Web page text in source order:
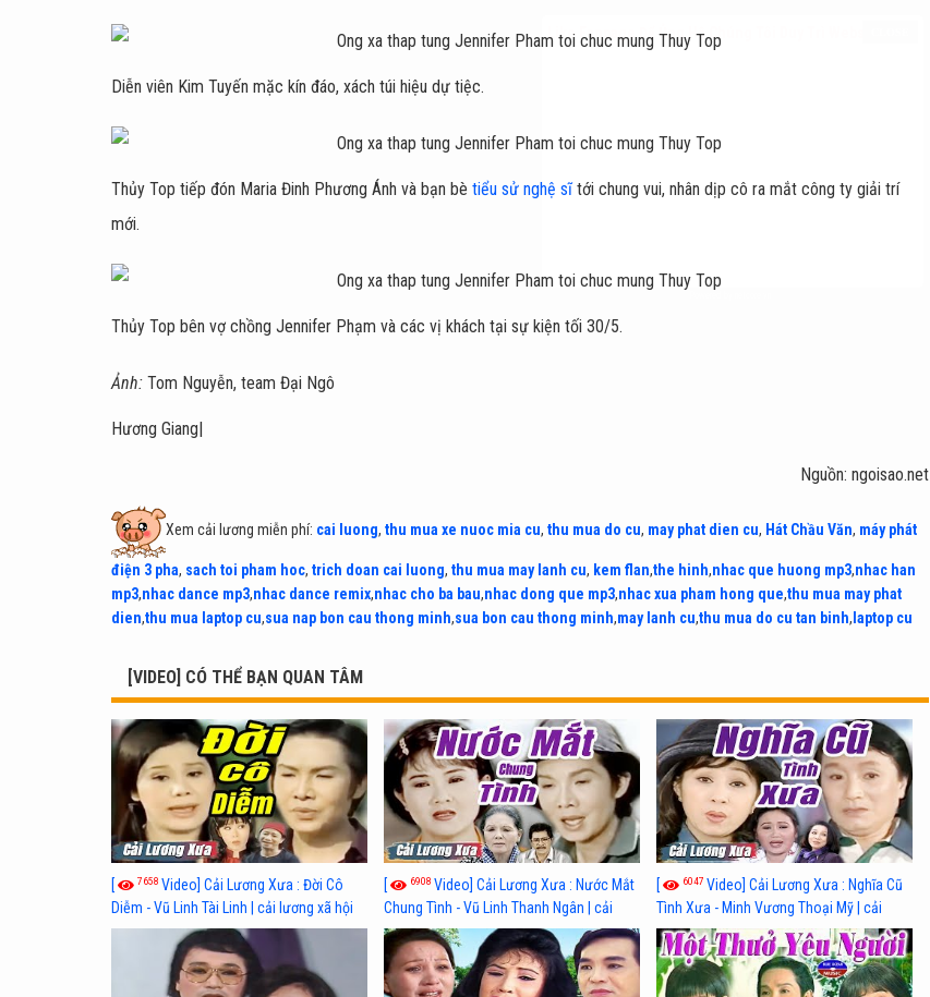
Diễn viên Kim Tuyến mặc kín đáo, xách túi hiệu dự tiệc.
Thủy Top tiếp đón Maria Đinh Phương Ánh và bạn bè tiểu sử nghệ sĩtới chung vui, nhân dịp cô ra mắt công ty giải trí
mới.
Thủy Top bên vợ chồng Jennifer Phạm và các vị khách tại sự kiện tối 30/5.
Ảnh: Tom Nguyễn, team Đại Ngô
Hương Giang|
Nguồn: ngoisao.net
Xem cải lương miễn phí: cai luong, thu mua xe nuoc mia cu, thu mua do cu, may phat dien cu, Hát Chầu Văn, máy phát
điện 3 pha, sach toi pham hoc, trich doan cai luong, thu mua may lanh cu, kem flan,the hinh,nhac que huong mp3,nhac han
mp3,nhac dance mp3,nhac dance remix,nhac cho ba bau,nhac dong que mp3,nhac xua pham hong que,thu mua may phat
dien,thu mua laptop cu,sua nap bon cau thong minh,sua bon cau thong minh,may lanh cu,thu mua do cu tan binh, laptop cu
[VIDEO] CÓ THỂ BẠN QUAN TÂM
[ 7658 Video] Cải Lương Xưa : Đời Cô
Diễm - Vũ Linh Tài Linh | cải lương xã hội
hay nhất
[ 6908 Video] Cải Lương Xưa : Nước Mắt
Chung Tình - Vũ Linh Thanh Ngân | cải
lương xã hội hay nhất
[ 6047 Video] Cải Lương Xưa : Nghĩa Cũ
Tình Xưa - Minh Vương Thoại Mỹ | cải
lương xã hội hay nhất
Like Fanpage Để Ủng Hộ Chúng Tôi Duy Trì Website